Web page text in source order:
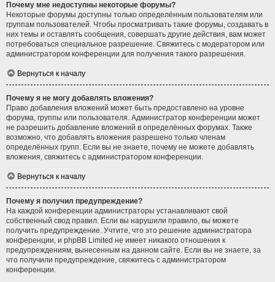
Почему мне недоступны некоторые форумы?
Некоторые форумы доступны только определённым пользователям или
группам пользователей. Чтобы просматривать такие форумы, создавать в
них темы и оставлять сообщения, совершать другие действия, вам может
потребоваться специальное разрешение. Свяжитесь с модератором или
администратором конференции для получения такого разрешения.
Вернуться к началу
Почему я не могу добавлять вложения?
Право добавления вложений может быть предоставлено на уровне
форума, группы или пользователя. Администратор конференции может
не разрешить добавление вложений в определённых форумах. Также
возможно, что добавлять вложения разрешено только членам
определённых групп. Если вы не знаете, почему не можете добавлять
вложения, свяжитесь с администратором конференции.
Вернуться к началу
Почему я получил предупреждение?
На каждой конференции администраторы устанавливают свой
собственный свод правил. Если вы нарушили правило, вы можете
получить предупреждение. Учтите, что это решение администратора
конференции, и phpBB Limited не имеет никакого отношения к
предупреждениям, вынесенным на данном сайте. Если вы не знаете, за
что получили предупреждение, свяжитесь с администратором
конференции.